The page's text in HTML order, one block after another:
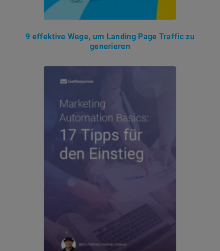
9 effektive Wege, um Landing Page Traffic zu
generieren